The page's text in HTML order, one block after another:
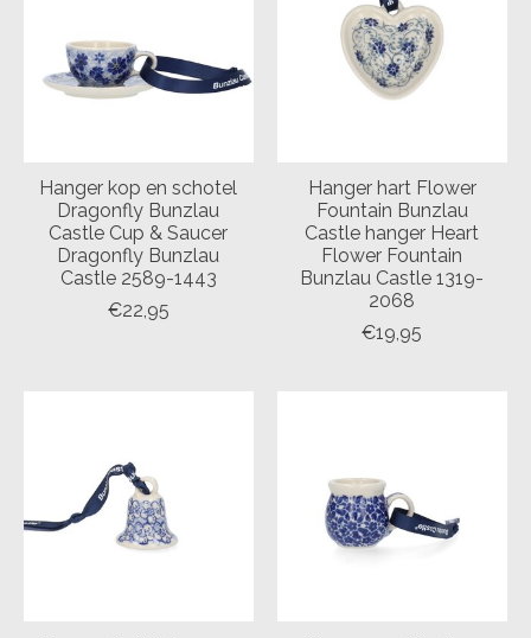
Hanger kop en schotel
Dragonfly Bunzlau
Castle Cup & Saucer
Dragonfly Bunzlau
Castle 2589-1443
€22,95
Hanger hart Flower
Fountain Bunzlau
Castle hanger Heart
Flower Fountain
Bunzlau Castle 1319-
2068
€19,95